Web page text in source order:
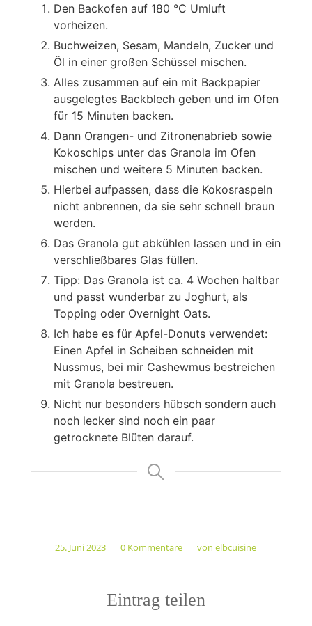
Den Backofen auf 180 °C Umluft
vorheizen.
Buchweizen, Sesam, Mandeln, Zucker und
Öl in einer großen Schüssel mischen.
Alles zusammen auf ein mit Backpapier
ausgelegtes Backblech geben und im Ofen
für 15 Minuten backen.
Dann Orangen- und Zitronenabrieb sowie
Kokoschips unter das Granola im Ofen
mischen und weitere 5 Minuten backen.
Hierbei aufpassen, dass die Kokosraspeln
nicht anbrennen, da sie sehr schnell braun
werden.
Das Granola gut abkühlen lassen und in ein
verschließbares Glas füllen.
Tipp: Das Granola ist ca. 4 Wochen haltbar
und passt wunderbar zu Joghurt, als
Topping oder Overnight Oats.
Ich habe es für Apfel-Donuts verwendet:
Einen Apfel in Scheiben schneiden mit
Nussmus, bei mir Cashewmus bestreichen
mit Granola bestreuen.
Nicht nur besonders hübsch sondern auch
noch lecker sind noch ein paar
getrocknete Blüten darauf.
25. Juni 2023
/ 0 Kommentare
/ vonelbcuisine
Eintrag teilen